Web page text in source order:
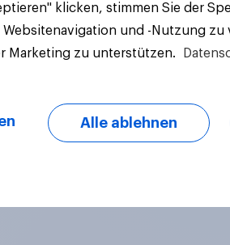
klicken, stimmen Sie der
Websitenavigation und -Nutzung
Marketing zu unterstützen.
Alle ablehnen